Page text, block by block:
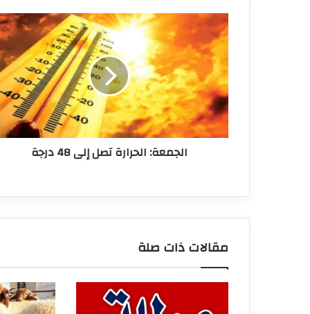
الجمعة:
الحرارة
تصل
إلى
48
درجة
الجمعة: الحرارة تصل إلى 48 درجة
مقالات ذات صلة